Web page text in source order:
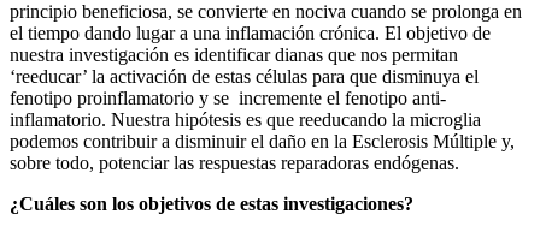
principio beneficiosa, se convierte en nociva cuando se prolonga en
el tiempo dando lugar a una inflamación crónica. El objetivo de
nuestra investigación es identificar dianas que nos permitan
‘reeducar’ la activación de estas células para que disminuya el
fenotipo proinflamatorio y se incremente el fenotipo anti-
inflamatorio. Nuestra hipótesis es que reeducando la microglia
podemos contribuir a disminuir el daño en la Esclerosis Múltiple y,
sobre todo, potenciar las respuestas reparadoras endógenas.
¿Cuáles son los objetivos de estas investigaciones?